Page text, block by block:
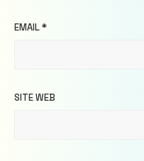
EMAIL*
SITE WEB